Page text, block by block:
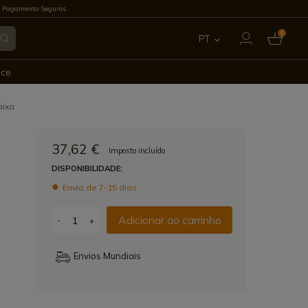
Pagamento Seguros
PT 0
37,62 €
Imposto incluído
DISPONIBILIDADE:
Envio de 7-15 dias
- + Adicionar ao carrinho
Envios Mundiais